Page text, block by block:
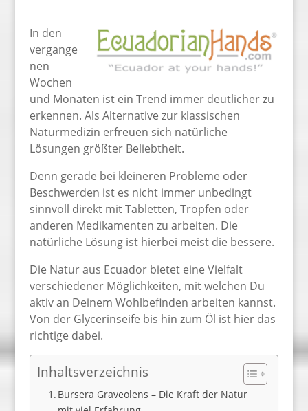
In den
vergange
nen
Wochen
und Monaten ist ein Trend immer deutlicher zu
erkennen. Als Alternative zur klassischen
Naturmedizin erfreuen sich natürliche
Lösungen größter Beliebtheit.
Denn gerade bei kleineren Probleme oder
Beschwerden ist es nicht immer unbedingt
sinnvoll direkt mit Tabletten, Tropfen oder
anderen Medikamenten zu arbeiten. Die
natürliche Lösung ist hierbei meist die bessere.
Die Natur aus Ecuador bietet eine Vielfalt
verschiedener Möglichkeiten, mit welchen Du
aktiv an Deinem Wohlbefinden arbeiten kannst.
Von der Glycerinseife bis hin zum Öl ist hier das
richtige dabei.
Inhaltsverzeichnis
Bursera Graveolens – Die Kraft der Natur